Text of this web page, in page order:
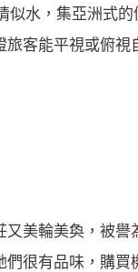
水，集亞洲式
客能平視或俯
又美輪美奐，被
很有品味，購買